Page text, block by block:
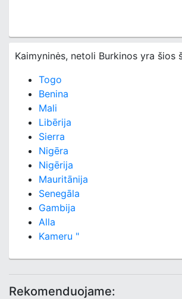
Kaimyninės, netoli Burkinos yra šios
Togo
Benina
Mali
Libērija
Sierra
Nigēra
Nigērija
Mauritānija
Senegāla
Gambija
Alla
Kameru "
Rekomenduojame: